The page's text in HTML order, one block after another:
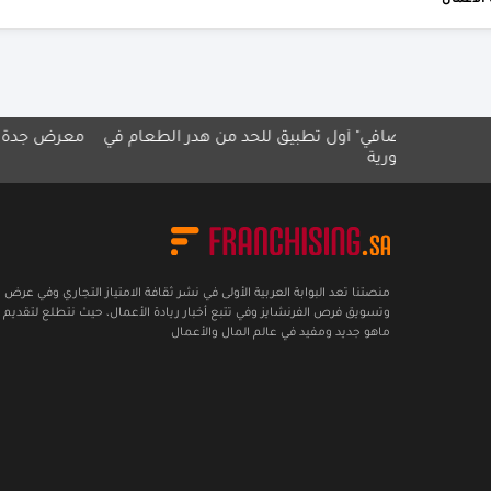
أول تطبيق للحد من هدر الطعام في
معرض جدة للامتياز
منصتنا تعد البوابة العربية الأولى في نشر ثقافة الامتياز التجاري وفي عرض
وتسويق فرص الفرنشايز وفي تتبع أخبار ريادة الأعمال، حيث نتطلع
ماهو جديد ومفيد في عالم المال والأعمال